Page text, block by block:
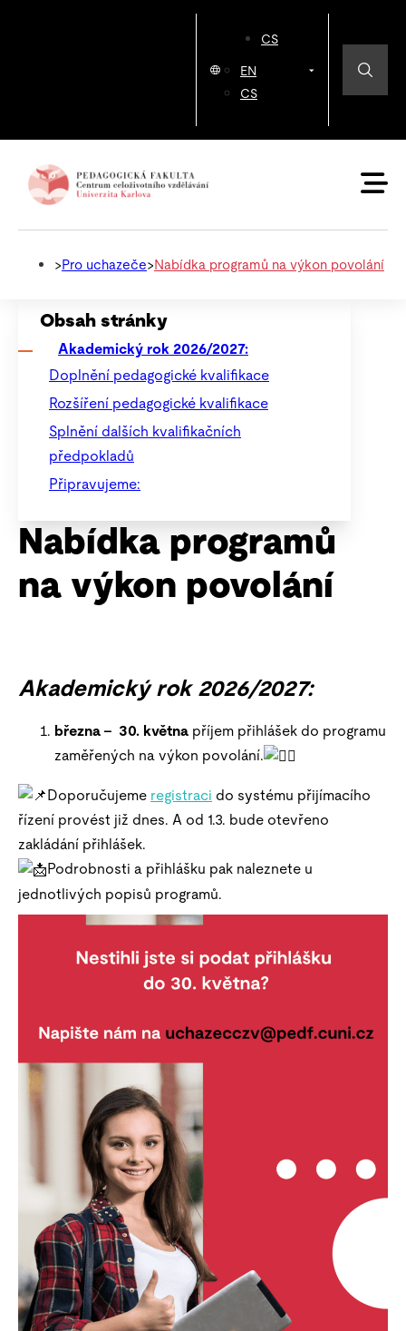
CS
EN
CS
> Pro uchazeče> Nabídka programů na výkon povolání
Obsah stránky
Akademický rok 2026/2027:
Doplnění pedagogické kvalifikace
Rozšíření pedagogické kvalifikace
Splnění dalších kvalifikačních
předpokladů
Připravujeme:
Nabídka programů
na výkon povolání
Akademický rok 2026/2027:
března – 30. května příjem přihlášek do programu
zaměřených na výkon povolání.
Doporučujeme registraci do systému přijímacího
řízení provést již dnes. A od 1.3. bude otevřeno
zakládání přihlášek.
Podrobnosti a přihlášku pak naleznete u
jednotlivých popisů programů.